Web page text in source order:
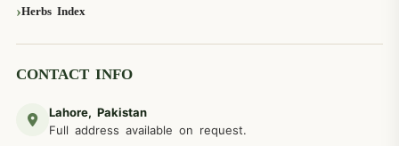
Herbs Index
CONTACT INFO
Lahore, Pakistan
Full address available on request.